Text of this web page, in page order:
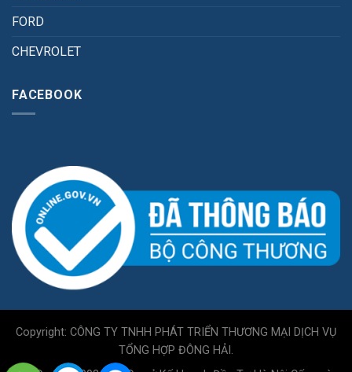
FORD
CHEVROLET
FACEBOOK
Copyright: CÔNG TY TNHH PHÁT TRIỂN THƯƠNG MẠI DỊCH VỤ
TỔNG HỢP ĐÔNG HẢI.